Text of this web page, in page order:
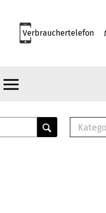
Verbrauchertelefon